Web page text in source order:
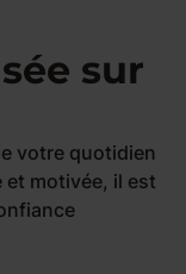
sur
votre quotidien
et motivée, il est